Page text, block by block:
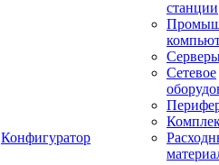
Конфигуратор
станции
Сетевое